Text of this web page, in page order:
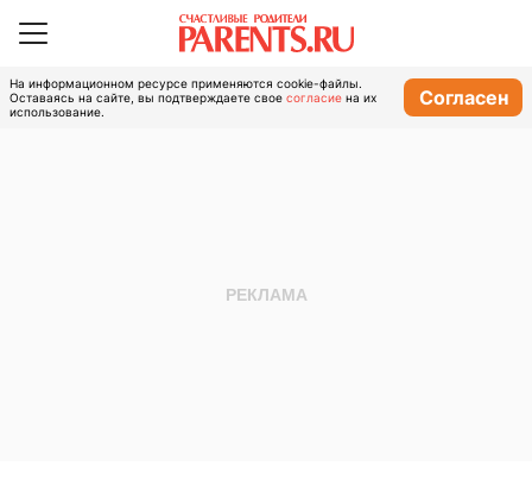
На информационном ресурсе применяются cookie-файлы.
Оставаясь на сайте, вы подтверждаете свое согласие на их
использование.
Согласен